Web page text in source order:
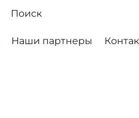
Наши партнеры